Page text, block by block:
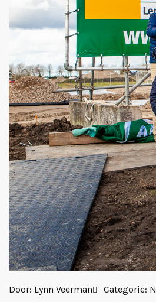
Door: Lynn Veerman Categorie: